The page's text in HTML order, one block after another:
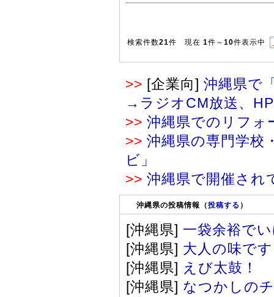
検索件数21件 現在 1件～ 10件表示中
>> [企業向] 沖縄県で
→ラジオCM放送、
>> 沖縄県でのリフォ
>> 沖縄県の専門学校
ビ」
>> 沖縄県で開催され
沖縄県の投稿情報（投稿する ）
[沖縄県] 一袋余裕で
[沖縄県] 大人の味で
[沖縄県] えび太鼓！
[沖縄県] なつかしの